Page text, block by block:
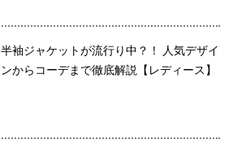
半袖ジャケットが流行り中？！ 人気デザイ
ンからコーデまで徹底解説【レディース】